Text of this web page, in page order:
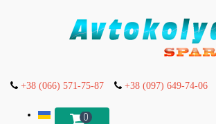
+38 (066) 571-75-87 +38 (097) 649-74-06
0